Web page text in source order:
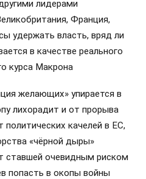
лидерами
Франция,
удержать власть, вряд ли
в качестве реального
курса Макрона
желающих» упирается в
лихорадит и от прорыва
политических качелей в ЕС,
«чёрной дыры»
ставшей очевидным риском
попасть в окопы войны